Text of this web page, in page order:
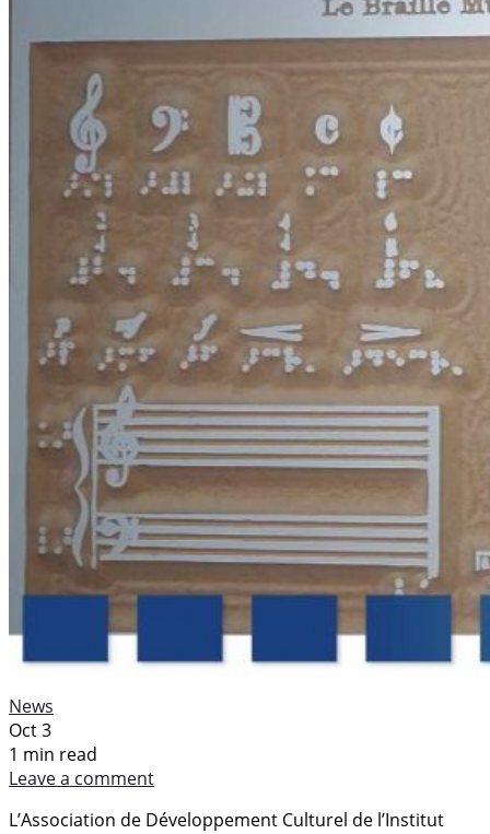
News
Oct 3
1 min read
Leave a comment
L’Association de Développement Culturel de l’Institut